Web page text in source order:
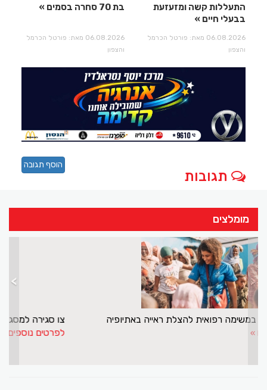
התעללות קשה ומזעזעת
בבעלי חיים
06.08.2026 מאת: פורטל הכרמל
והצפון
בת 70 סחרה בסמים
06.08.2026 מאת: פורטל הכרמל
והצפון
תגובות
הוסף תגובה
מומלצים
ד"ר ניירוז בדיר במשימה רפואית להצלת ראייה באתיופיה
לפרטים נוספים
> <